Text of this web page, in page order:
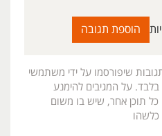
שיפורסמו על ידי משתמשי
על המגיבים להימנע
כל תוכן אחר, שיש בו משום
כלשהו